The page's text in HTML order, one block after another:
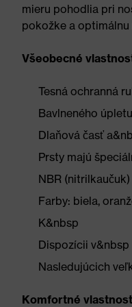
mieru pohodlia pri
pokožke a
Všeobecné
Tesná ochranná
Bavlneného úpletu
Dlaňová časť
Prsty majú
NBR (nitrilkaučuk)
Farby: biela,
K&nbsp
Dispozícii v&nbsp
Nasledujúcich
Komfortné